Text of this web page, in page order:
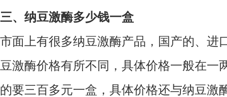
三、纳豆激酶多少钱一盒
市面上有很多纳豆激酶产品，国产的、进
豆激酶价格有所不同，具体价格一般在一
的要三百多元一盒，具体价格还与纳豆激